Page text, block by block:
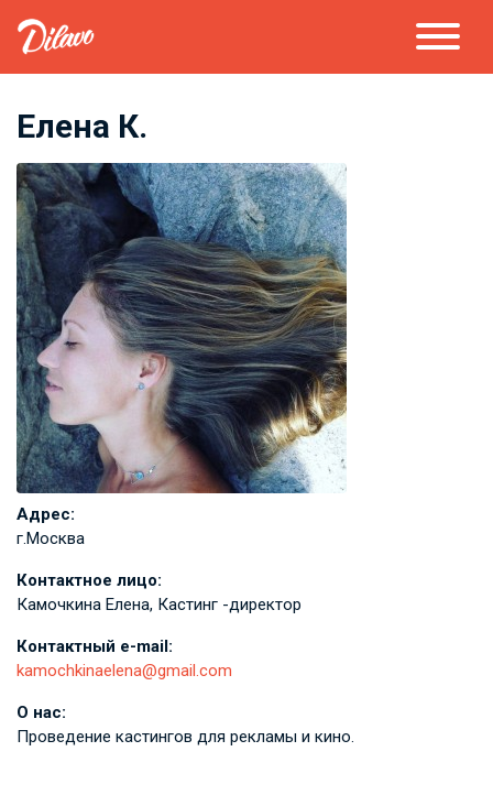
Елена К.
Адрес:
г.Москва
Контактное лицо:
Камочкина Елена, Кастинг -директор
Контактный e-mail:
kamochkinaelena@gmail.com
О нас:
Проведение кастингов для рекламы и кино.